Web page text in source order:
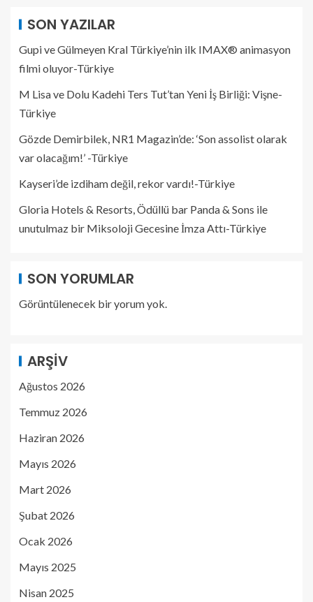
SON YAZILAR
Gupi ve Gülmeyen Kral Türkiye’nin ilk IMAX® animasyon
filmi oluyor-Türkiye
M Lisa ve Dolu Kadehi Ters Tut’tan Yeni İş Birliği: Vişne-
Türkiye
Gözde Demirbilek, NR1 Magazin’de: ‘Son assolist olarak
var olacağım!’ -Türkiye
Kayseri’de izdiham değil, rekor vardı!-Türkiye
Gloria Hotels & Resorts, Ödüllü bar Panda & Sons ile
unutulmaz bir Miksoloji Gecesine İmza Attı-Türkiye
SON YORUMLAR
Görüntülenecek bir yorum yok.
ARŞIV
Ağustos 2026
Temmuz 2026
Haziran 2026
Mayıs 2026
Mart 2026
Şubat 2026
Ocak 2026
Mayıs 2025
Nisan 2025